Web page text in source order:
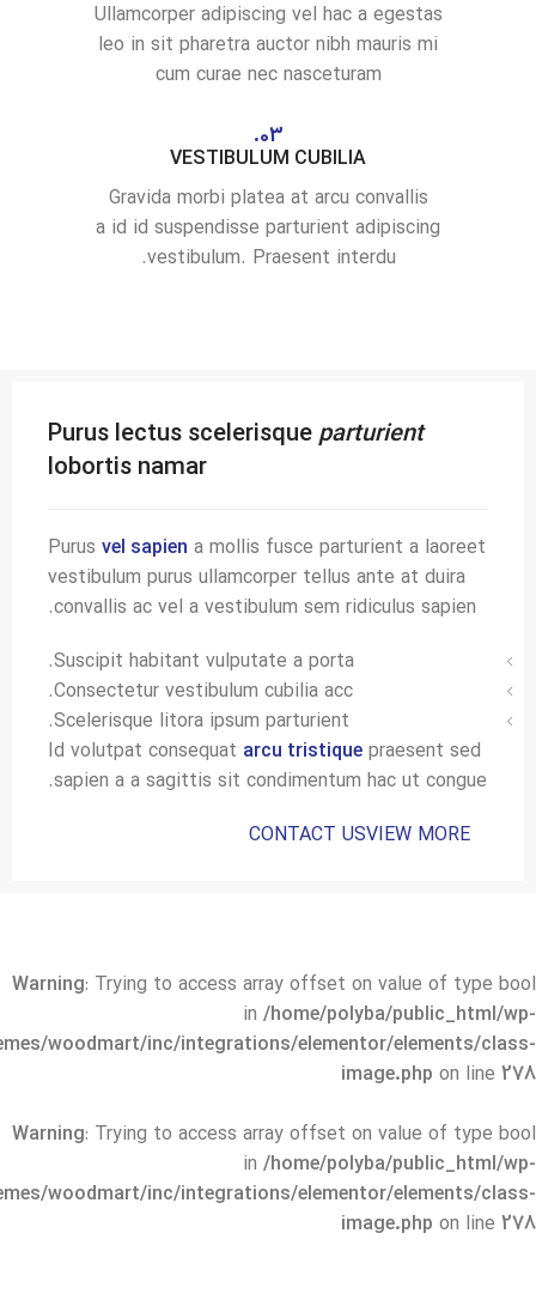
Ullamcorper adipiscing vel hac a egestas
leo in sit pharetra auctor nibh mauris mi
cum curae nec nasceturam
03.
VESTIBULUM CUBILIA
Gravida morbi platea at arcu convallis
a id id suspendisse parturient adipiscing
vestibulum. Praesent interdu.
Purus lectus scelerisqueparturient
lobortis namar
Purus vel sapien a mollis fusce parturient a laoreet
vestibulum purus ullamcorper tellus ante at duira
convallis ac vel a vestibulum sem ridiculus sapien.
Suscipit habitant vulputate a porta.
Consectetur vestibulum cubilia acc.
Scelerisque litora ipsum parturient.
Id volutpat consequat arcu tristique praesent sed
sapien a a sagittis sit condimentum hac ut congue.
VIEW MORE
CONTACT US
Warning: Trying to access array offset on value of type bool
in /home/polyba/public_html/wp-
woodmart/inc/integrations/elementor/elements/class-
image.php on line 278
Warning: Trying to access array offset on value of type bool
in /home/polyba/public_html/wp-
woodmart/inc/integrations/elementor/elements/class-
image.php on line 278